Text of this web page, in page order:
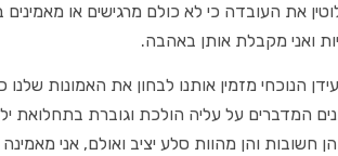
את העובדה כי לא כולם מרגישים או מאמינים
ואני מקבלת אותן באהבה.
הנוכחי מזמין אותנו לבחון את האמונות
המדברים על עליה הולכת וגוברת בתחלואת
הן חשובות והן מהוות סלע יציב ואולם, אני